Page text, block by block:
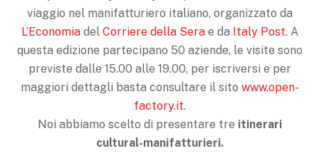
viaggio nel manifatturiero italiano, organizzato da
L’Economiadel Corriere della Serae da Italy Post. A
questa edizione partecipano 50 aziende, le visite sono
previste dalle 15.00 alle 19.00, per iscriversi e per
maggiori dettagli basta consultare il sito www.open-
factory.it.
Noi abbiamo scelto di presentare tre itinerari
cultural-manifatturieri.